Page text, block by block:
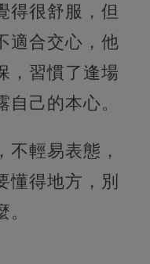
得很舒服，但
適合交心，他
，習慣了逢場
己的本心。
不輕易表態，
懂得地方，別